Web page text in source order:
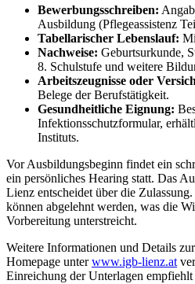
Bewerbungsschreiben:
Ausbildung (Pflegeassistenz
Tabellarischer Lebenslauf:
Nachweise: Geburtsurkunde,
8. Schulstufe und weitere
Arbeitszeugnisse oder
Belege der Berufstätigkeit.
Gesundheitliche Eignung:
Infektionsschutzformular,
Instituts.
Vor Ausbildungsbeginn findet ein
ein persönliches Hearing statt. Das
Lienz entscheidet über die
können abgelehnt werden, was die
Vorbereitung unterstreicht.
Weitere Informationen und Details
Homepage unterwww.igb-lienz.at
Einreichung der Unterlagen